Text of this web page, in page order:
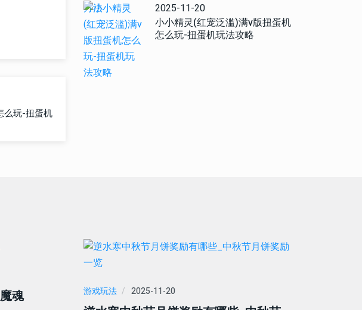
么玩-扭蛋机
2025-11-20
小小精灵(红宠泛滥)满v版扭蛋机
怎么玩-扭蛋机玩法攻略
魂 游戏玩法 2025-11-20